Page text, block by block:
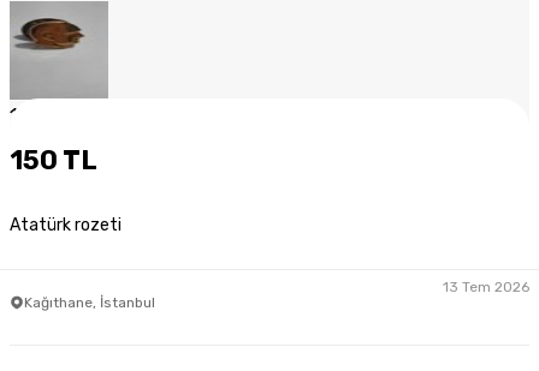
1
150 TL
Atatürk rozeti
Kağıthane, İstanbul
13 Tem 2026